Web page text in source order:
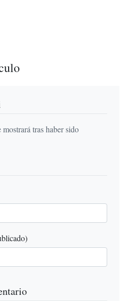
tras haber sido